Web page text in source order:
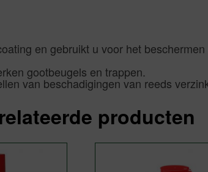
en gebruikt u voor het
gootbeugels en trappen.
van beschadigingen van reeds
producten